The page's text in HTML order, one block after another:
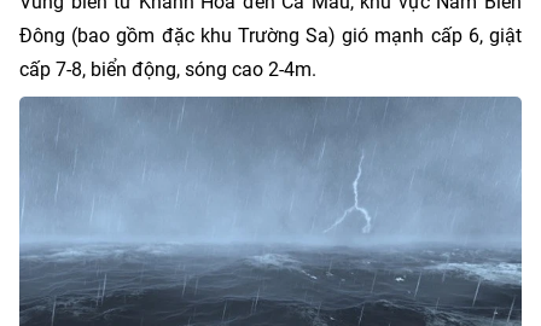
Đông (bao gồm đặc khu Trường Sa) gió mạnh cấp 6, giật
cấp 7-8, biển động, sóng cao 2-4m.